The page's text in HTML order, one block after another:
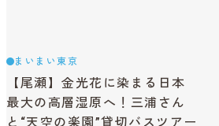
まいまい東京
【尾瀬】金光花に染まる日本
最大の高層湿原へ！三浦さん
と“天空の楽園”貸切バスツアー